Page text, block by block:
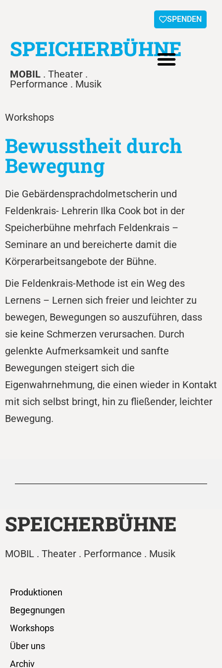
SPENDEN
SPEICHERBÜHNE
MOBIL . Theater .
Performance . Musik
Workshops
Bewusstheit durch
Bewegung
Die Gebärdensprachdolmetscherin und
Feldenkrais- Lehrerin Ilka Cook bot in der
Speicherbühne mehrfach Feldenkrais –
Seminare an und bereicherte damit die
Körperarbeitsangebote der Bühne.
Die Feldenkrais-Methode ist ein Weg des
Lernens – Lernen sich freier und leichter zu
bewegen, Bewegungen so auszuführen, dass
sie keine Schmerzen verursachen. Durch
gelenkte Aufmerksamkeit und sanfte
Bewegungen steigert sich die
Eigenwahrnehmung, die einen wieder in Kontakt
mit sich selbst bringt, hin zu fließender, leichter
Bewegung.
SPEICHERBÜHNE
MOBIL . Theater . Performance . Musik
Produktionen
Begegnungen
Workshops
Über uns
Archiv